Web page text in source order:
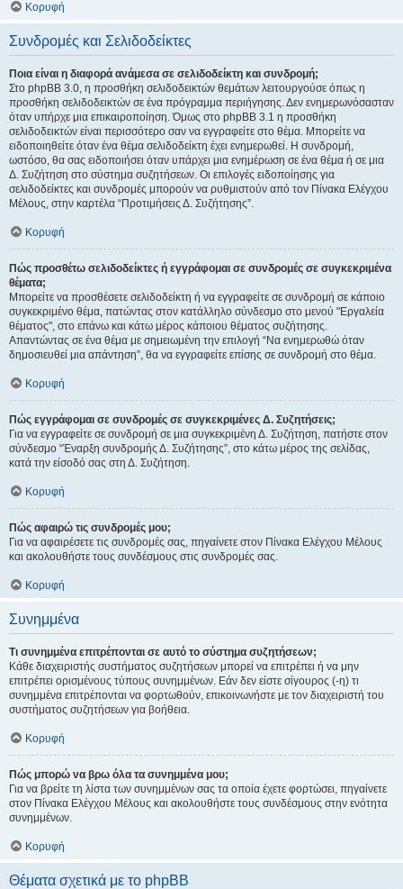
Κορυφή
Συνδρομές και Σελιδοδείκτες
Ποια είναι η διαφορά ανάμεσα σε σελιδοδείκτη και συνδρομή;
Στο phpBB 3.0, η προσθήκη σελιδοδεικτών θεμάτων λειτουργούσε όπως η
προσθήκη σελιδοδεικτών σε ένα πρόγραμμα περιήγησης. Δεν ενημερωνόσασταν
όταν υπήρχε μια επικαιροποίηση. Όμως στο phpBB 3.1 η προσθήκη
σελιδοδεικτών είναι περισσότερο σαν να εγγραφείτε στο θέμα. Μπορείτε να
ειδοποιηθείτε όταν ένα θέμα σελιδοδείκτη έχει ενημερωθεί. Η συνδρομή,
ωστόσο, θα σας ειδοποιήσει όταν υπάρχει μια ενημέρωση σε ένα θέμα ή σε μια
Δ. Συζήτηση στο σύστημα συζητήσεων. Οι επιλογές ειδοποίησης για
σελιδοδείκτες και συνδρομές μπορούν να ρυθμιστούν από τον Πίνακα Ελέγχου
Μέλους, στην καρτέλα “Προτιμήσεις Δ. Συζήτησης”.
Κορυφή
Πώς προσθέτω σελιδοδείκτες ή εγγράφομαι σε συνδρομές σε συγκεκριμένα
θέματα;
Μπορείτε να προσθέσετε σελιδοδείκτη ή να εγγραφείτε σε συνδρομή σε κάποιο
συγκεκριμένο θέμα, πατώντας στον κατάλληλο σύνδεσμο στο μενού "Εργαλεία
θέματος", στο επάνω και κάτω μέρος κάποιου θέματος συζήτησης.
Απαντώντας σε ένα θέμα με σημειωμένη την επιλογή “Να ενημερωθώ όταν
δημοσιευθεί μια απάντηση”, θα να εγγραφείτε επίσης σε συνδρομή στο θέμα.
Κορυφή
Πώς εγγράφομαι σε συνδρομές σε συγκεκριμένες Δ. Συζητήσεις;
Για να εγγραφείτε σε συνδρομή σε μια συγκεκριμένη Δ. Συζήτηση, πατήστε στον
σύνδεσμο “Έναρξη συνδρομής Δ. Συζήτησης”, στο κάτω μέρος της σελίδας,
κατά την είσοδό σας στη Δ. Συζήτηση.
Κορυφή
Πώς αφαιρώ τις συνδρομές μου;
Για να αφαιρέσετε τις συνδρομές σας, πηγαίνετε στον Πίνακα Ελέγχου Μέλους
και ακολουθήστε τους συνδέσμους στις συνδρομές σας.
Κορυφή
Συνημμένα
Τι συνημμένα επιτρέπονται σε αυτό το σύστημα συζητήσεων;
Κάθε διαχειριστής συστήματος συζητήσεων μπορεί να επιτρέπει ή να μην
επιτρέπει ορισμένους τύπους συνημμένων. Εάν δεν είστε σίγουρος (-η) τι
συνημμένα επιτρέπονται να φορτωθούν, επικοινωνήστε με τον διαχειριστή του
συστήματος συζητήσεων για βοήθεια.
Κορυφή
Πώς μπορώ να βρω όλα τα συνημμένα μου;
Για να βρείτε τη λίστα των συνημμένων σας τα οποία έχετε φορτώσει, πηγαίνετε
στον Πίνακα Ελέγχου Μέλους και ακολουθήστε τους συνδέσμους στην ενότητα
συνημμένων.
Κορυφή
Θέματα σχετικά με το phpBB